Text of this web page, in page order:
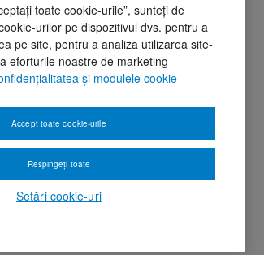
toate cookie-urile”, sunteți de
urilor pe dispozitivul dvs. pentru a
pe site, pentru a analiza utilizarea site-
eforturile noastre de marketing
și modulele cookie
Setări cookie-uri
Respingeți toate
Accept toate cookie-urile